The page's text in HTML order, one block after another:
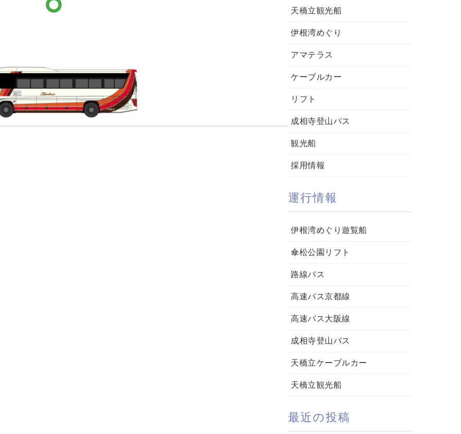
天橋立観光船
伊根湾めぐり
アマテラス
ケーブルカー
リフト
成相寺登山バス
観光船
採用情報
運行情報
伊根湾めぐり遊覧船
傘松公園リフト
路線バス
高速バス京都線
高速バス大阪線
成相寺登山バス
天橋立ケーブルカー
天橋立観光船
最近の投稿